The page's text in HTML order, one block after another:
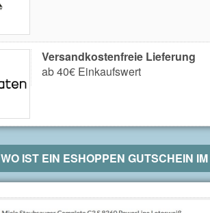
Versandkostenfreie Lieferung
ab 40€ Einkaufswert
WO IST EIN ESHOPPEN GUTSCHEIN